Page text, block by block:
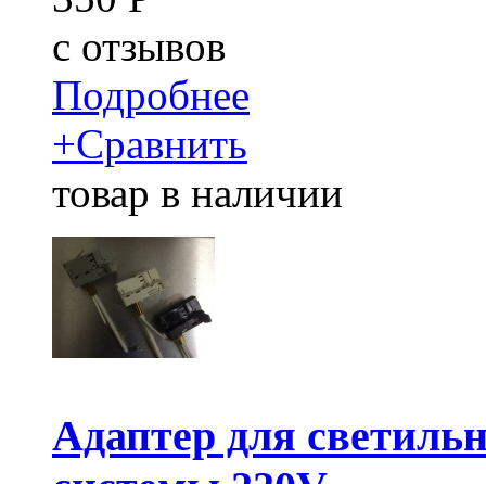
c отзывов
Подробнее
+Сравнить
товар в наличии
Адаптер для